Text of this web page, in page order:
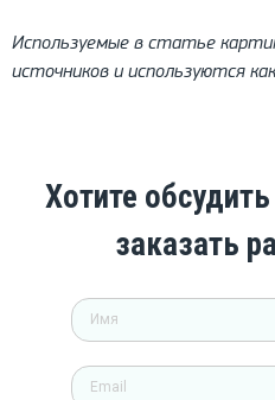
Используемые в статье
источников и используются
Хотите
заказать